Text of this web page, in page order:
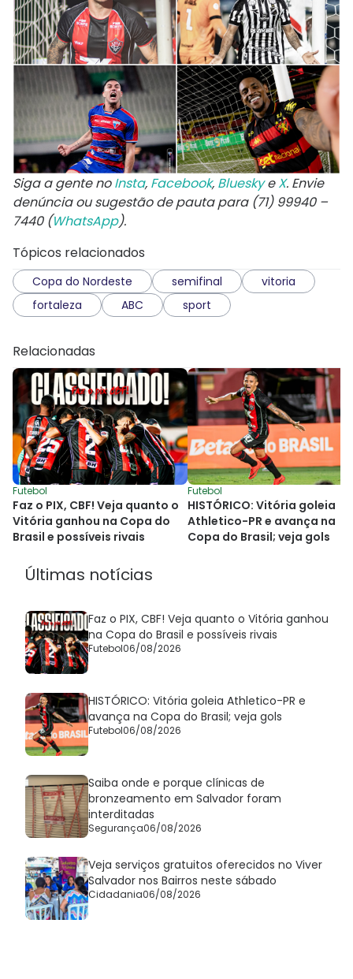
Siga a gente noInsta, Facebook, BlueskyeX. Envie
denúncia ou sugestão de pauta para (71) 99940 –
7440 (WhatsApp).
Tópicos relacionados
Copa do Nordeste semifinal
vitoria
fortaleza
ABC sport
Relacionadas
Futebol
Faz o PIX, CBF! Veja quanto o
Vitória ganhou na Copa do
Brasil e possíveis rivais
Futebol
HISTÓRICO: Vitória goleia
Athletico-PR e avança na
Copa do Brasil; veja gols
Últimas notícias
Faz o PIX, CBF! Veja quanto o Vitória ganhou
na Copa do Brasil e possíveis rivais
Futebol06/08/2026
HISTÓRICO: Vitória goleia Athletico-PR e
avança na Copa do Brasil; veja gols
Futebol06/08/2026
Saiba onde e porque clínicas de
bronzeamento em Salvador foram
interditadas
Segurança06/08/2026
Veja serviços gratuitos oferecidos no Viver
Salvador nos Bairros neste sábado
Cidadania06/08/2026